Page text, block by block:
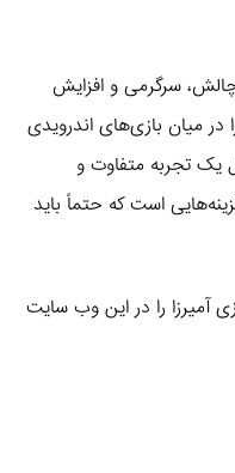
چالش، سرگرمی و افزایش
در میان بازی‌های اندرویدی
یک تجربه متفاوت و
است که حتماً باید
آمیرزا را در این وب سایت